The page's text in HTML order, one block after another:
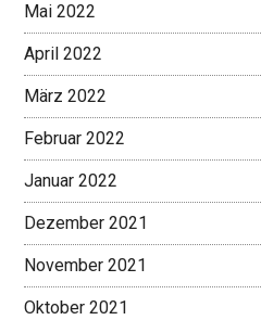
Mai 2022
April 2022
März 2022
Februar 2022
Januar 2022
Dezember 2021
November 2021
Oktober 2021